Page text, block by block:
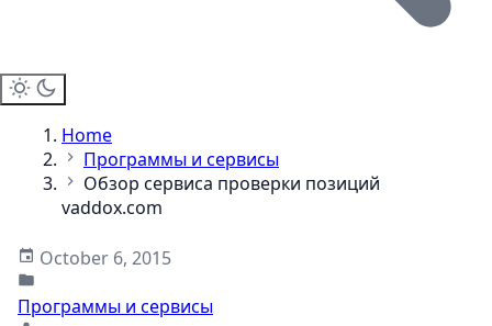
Home
Программы и сервисы
Обзор сервиса проверки позиций
vaddox.com
October 6, 2015
Программы и сервисы